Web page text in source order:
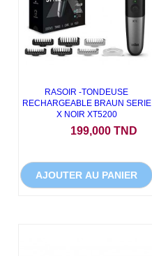
RASOIR -TONDEUSE
RECHARGEABLE BRAUN SERIE
X NOIR XT5200
199,000 TND
AJOUTER AU PANIER